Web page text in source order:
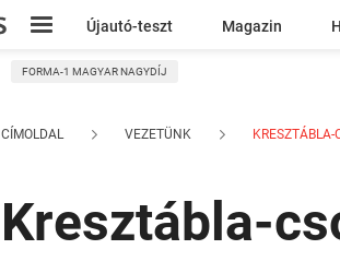
Újautó-teszt Magazin
Kresz
FORMA-1 MAGYAR NAGYDÍJ
CÍMOLDAL VEZETÜNK KRESZTÁBLA-
Kresztábla-